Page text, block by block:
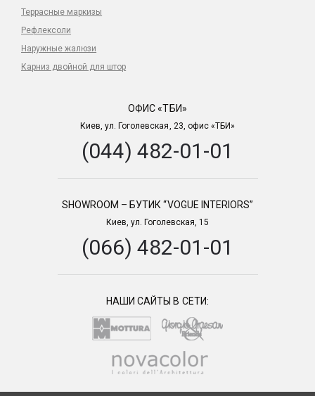
Террасные маркизы
Рефлексоли
Наружные жалюзи
Карниз двойной для штор
ОФИС «ТБИ»
Киев, ул. Гоголевская, 23, офис «ТБИ»
(044) 482-01-01
SHOWROOM – БУТИК “VOGUE INTERIORS”
Киев, ул. Гоголевская, 15
(066) 482-01-01
НАШИ САЙТЫ В СЕТИ: